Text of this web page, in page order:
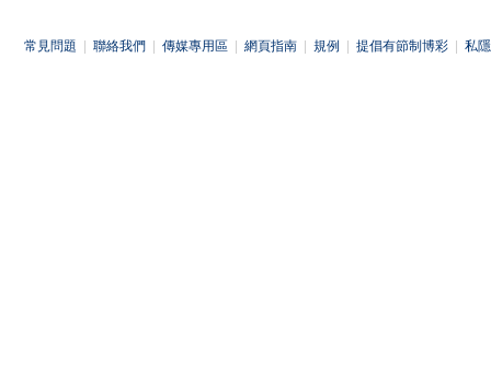
常見問題 聯絡我們 傳媒專用區 網頁指南 規例 提倡有節制博彩 私